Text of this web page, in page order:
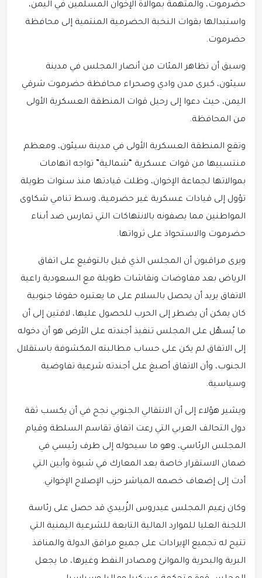
حضرموت، والمتهمة بموالاة الإخوان المسلمين في اليمن،
واستبدالها بقوات النخبة الحضرمية المنتمية إلى محافظة
حضرموت.
وسبق أن تظاهر المئات من أنصار المجلس في مدينة
سيئون، كبرى مدن وادي وصحراء محافظة حضرموت شرقي
اليمن، حيث دعوا إلى رحيل قوات المنطقة العسكرية الأولى
من المحافظة.
وتقع المنطقة العسكرية الأولى في مدينة سيئون، ومعظم
منتسبيها من قوات عسكرية “شمالية” تواجه اتهامات
بموالاتها لجماعة الإخوان، وظلت قيادتها منذ سنوات طويلة
تؤول إلى قيادات عسكرية غير حضرمية، وسط تنامي شكاوى
المواطنين مما يصفونه بالانتهاكات التي تمارس ضد أبناء
حضرموت والاستحواذ على ثرواتها.
ويرى مراقبون أن المجلس الذي قبل بالتوقيع على اتفاق
الرياض بعد مفاوضات ونقاشات طويلة مع السعودية راعية
الاتفاق يريد أن يحصل بالسلام على ما يعتبره حقوقا جنوبية
كان يمكن أن يضطر إلى الحرب للحصول عليها، لافتين إلى أن
ما يُسهّل على المجلس تنفيذ أجندته على الأرض هو أن دخوله
إلى الاتفاق لم يكن على حساب مطالبته المكشوفة باستقلال
الجنوب، وأن الاتفاق أصبغ على أجندته شرعية تفاوضية
وسياسية.
ويشير هؤلاء إلى أن الانتقالي الجنوبي نجح في أن يكسب ثقة
دول التحالف العربي التي رعت اتفاق تقاسم السلطة وقيام
المجلس الرئاسي، وهو ما سيحوله إلى طرف رئيسي في
ضمان الاستقرار خاصة بعد المعارك في شبوة وأبين التي
أدت إلى إضعاف خصمه المباشر حزب الإصلاح الإخواني.
وكان زعيم المجلس عيدروس الزُبيدي قد حصل على رئاسة
اللجنة العليا للموارد المالية التابعة للشرعية اليمنية التي
تتيح له تجميع الإيرادات على جميع مرافق الدولة والمنافذ
البرية والبحرية والموانئ ومصادر النفط وغيرها، ما يجعل